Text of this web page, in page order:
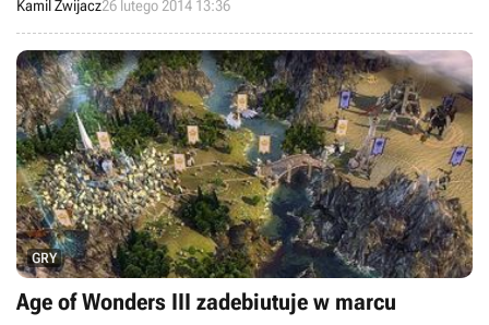
studio Totem Arts. Oczywiście to nie koniec prac nad projektem
tworzonym przez fanów od 2007 roku. Deweloperzy szykują już
kolejne poprawki i usprawnienia.
Kamil Zwijacz26 lutego 2014 13:36
GRY
Age of Wonders III zadebiutuje w marcu